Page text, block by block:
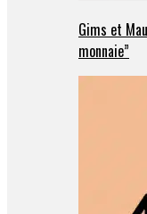
Gims et
monnaie”